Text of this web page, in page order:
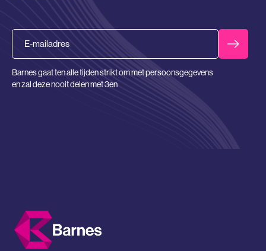
Barnes gaat ten alle tijden strikt om met persoonsgegevens
en zal deze nooit delen met 3en